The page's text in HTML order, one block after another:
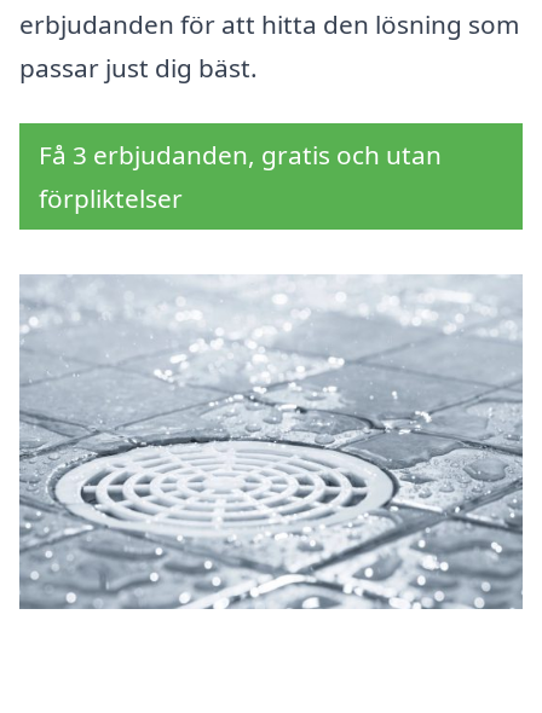
erbjudanden för att hitta den lösning som
passar just dig bäst.
Få 3 erbjudanden, gratis och utan
förpliktelser